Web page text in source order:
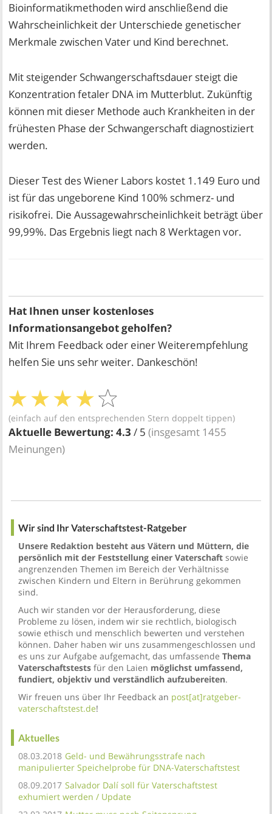
Bioinformatikmethoden wird anschließend die
Wahrscheinlichkeit der Unterschiede genetischer
Merkmale zwischen Vater und Kind berechnet.
Mit steigender Schwangerschaftsdauer steigt die
Konzentration fetaler DNA im Mutterblut. Zukünftig
können mit dieser Methode auch Krankheiten in der
frühesten Phase der Schwangerschaft diagnostiziert
werden.
Dieser Test des Wiener Labors kostet 1.149 Euro und
ist für das ungeborene Kind 100% schmerz- und
risikofrei. Die Aussagewahrscheinlichkeit beträgt über
99,99%. Das Ergebnis liegt nach 8 Werktagen vor.
Hat Ihnen unser kostenloses
Informationsangebot geholfen?
Mit Ihrem Feedback oder einer Weiterempfehlung
helfen Sie uns sehr weiter. Dankeschön!
(einfach auf den entsprechenden Stern doppelt tippen)
Aktuelle Bewertung:4.3 / 5(insgesamt 1455
Meinungen)
Wir sind Ihr Vaterschaftstest-Ratgeber
Unsere Redaktion besteht aus Vätern und Müttern, die
persönlich mit der Feststellung einer Vaterschaftsowie
angrenzenden Themen im Bereich der Verhältnisse
zwischen Kindern und Eltern in Berührung gekommen
sind.
Auch wir standen vor der Herausforderung, diese
Probleme zu lösen, indem wir sie rechtlich, biologisch
sowie ethisch und menschlich bewerten und verstehen
können. Daher haben wir uns zusammengeschlossen und
es uns zur Aufgabe aufgemacht, das umfassende Thema
Vaterschaftstestsfür den Laien möglichst umfassend,
fundiert, objektiv und verständlich aufzubereiten.
Wir freuen uns über Ihr Feedback an post[at]ratgeber-
vaterschaftstest.de!
Aktuelles
08.03.2018 Geld- und Bewährungsstrafe nach
manipulierter Speichelprobe für DNA-Vaterschaftstest
08.09.2017 Salvador Dalí soll für Vaterschaftstest
exhumiert werden / Update